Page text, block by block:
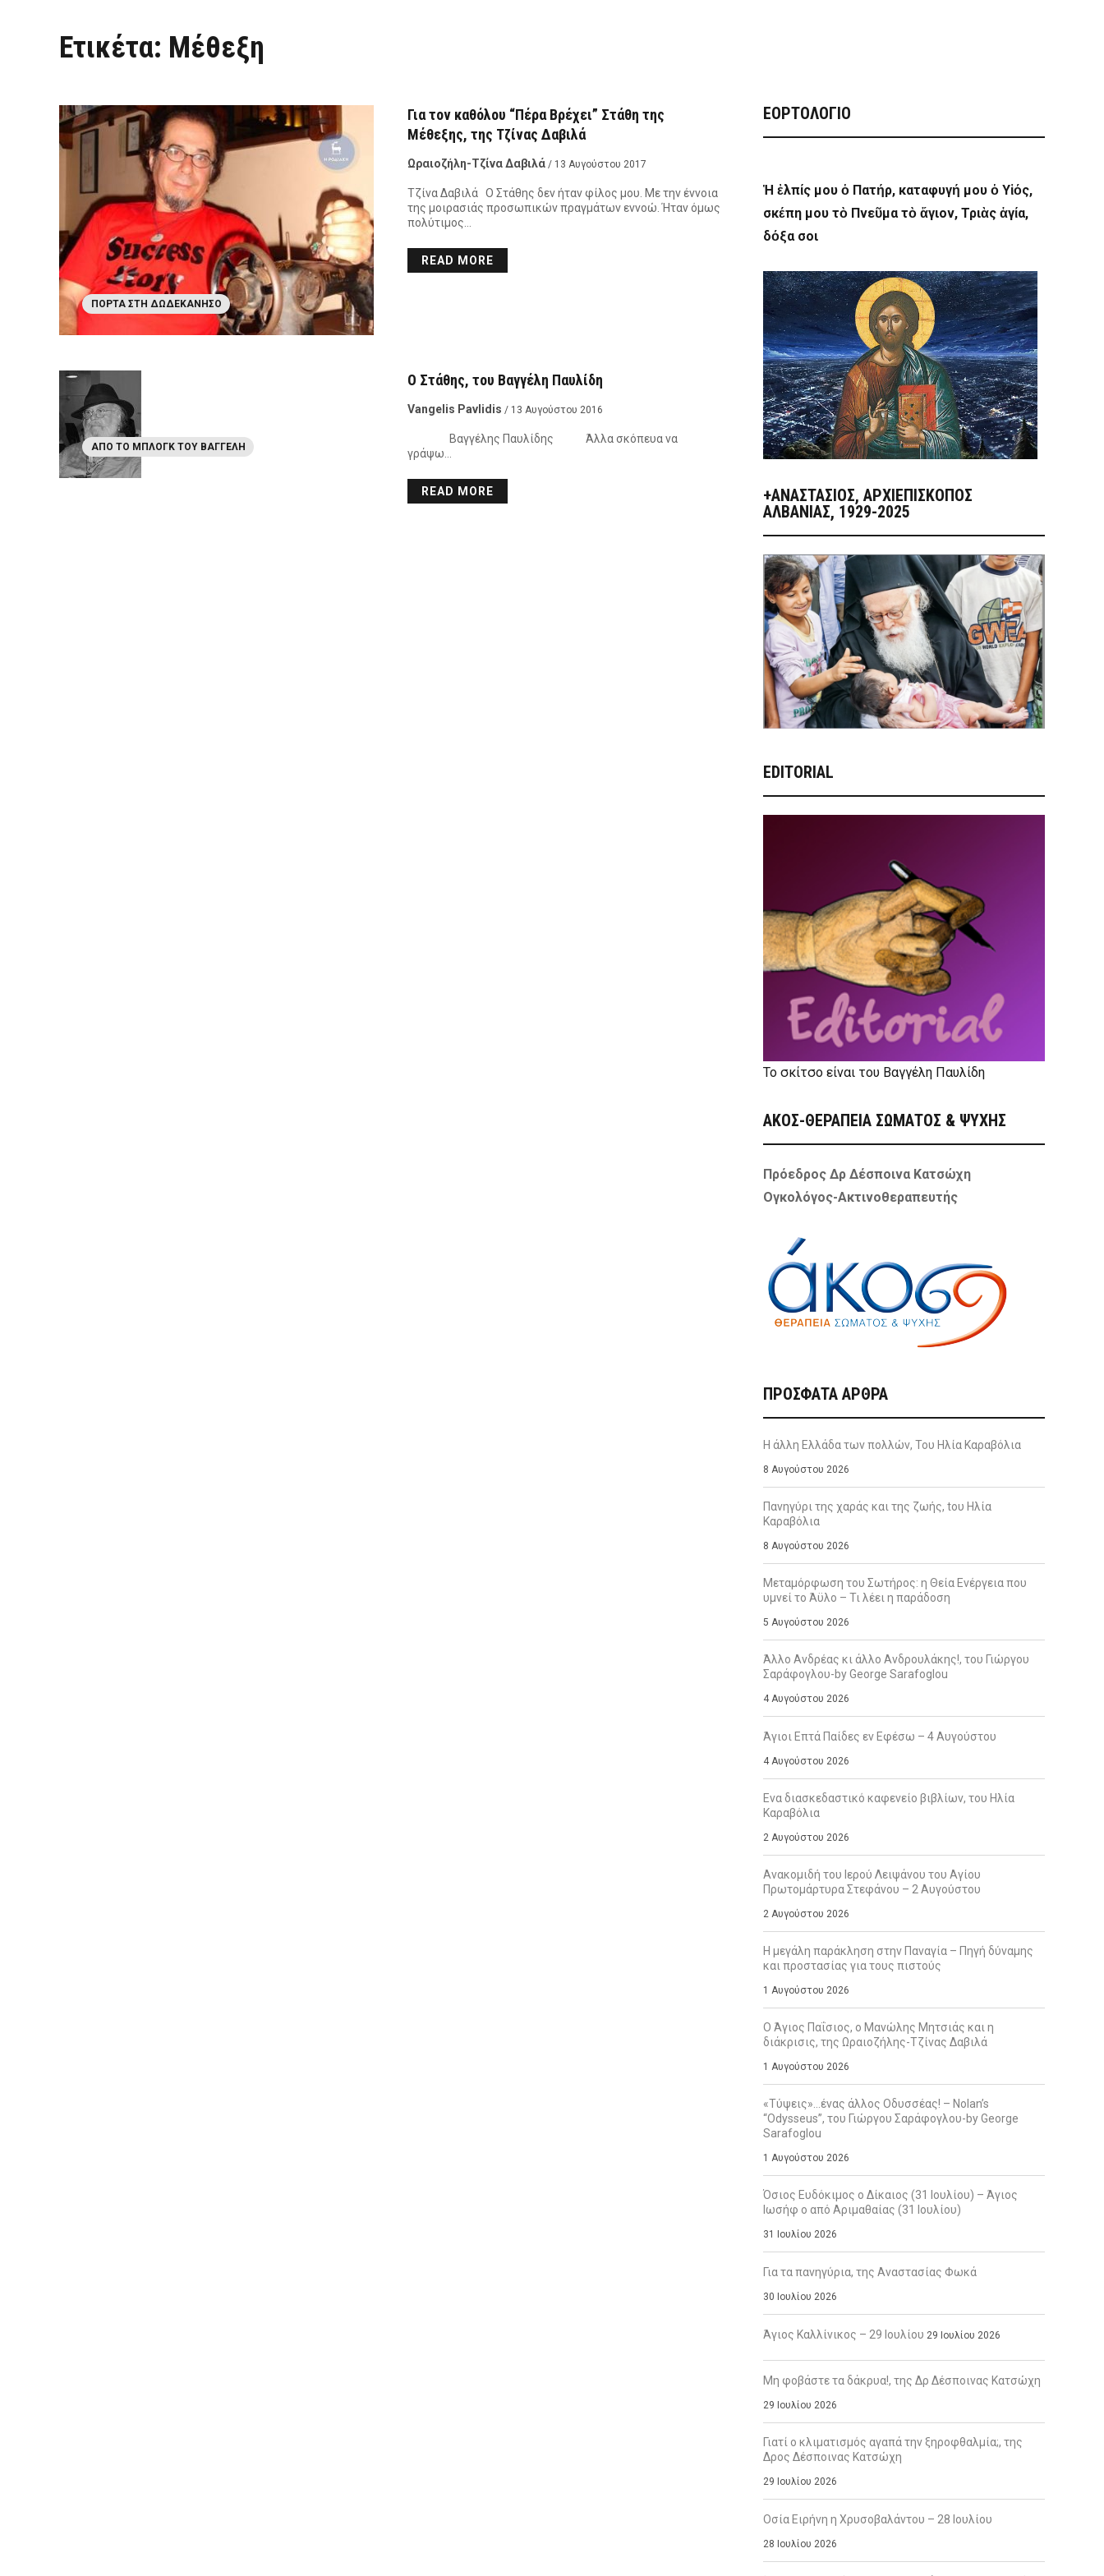
Ετικέτα: Μέθεξη
ΠΌΡΤΑ ΣΤΗ ΔΩΔΕΚΆΝΗΣΟ
Για τον καθόλου “Πέρα Βρέχει” Στάθη της
Μέθεξης, της Τζίνας Δαβιλά
Ωραιοζήλη-Τζίνα Δαβιλά / 13 Αυγούστου 2017
Τζίνα Δαβιλά Ο Στάθης δεν ήταν φίλος μου. Με την έννοια
της μοιρασιάς προσωπικών πραγμάτων εννοώ. Ήταν όμως
πολύτιμος…
READ MORE
ΑΠΌ ΤΟ ΜΠΛΟΓΚ ΤΟΥ ΒΑΓΓΈΛΗ
Ο Στάθης, του Βαγγέλη Παυλίδη
Vangelis Pavlidis / 13 Αυγούστου 2016
Βαγγέλης Παυλίδης Άλλα σκόπευα να
γράψω…
READ MORE
ΕΟΡΤΟΛΟΓΙΟ
Ἡ ἐλπίς μου ὁ Πατήρ, καταφυγή μου ὁ Υἱός,
σκέπη μου τὸ Πνεῦμα τὸ ἅγιον, Τριὰς ἁγία,
δόξα σοι
+ΑΝΑΣΤΆΣΙΟΣ, ΑΡΧΙΕΠΊΣΚΟΠΟΣ
ΑΛΒΑΝΊΑΣ, 1929-2025
EDITORIAL
Το σκίτσο είναι του Βαγγέλη Παυλίδη
ΑΚΟΣ-ΘΕΡΑΠΕΙΑ ΣΩΜΑΤΟΣ & ΨΥΧΗΣ
Πρόεδρος Δρ Δέσποινα Κατσώχη
Ογκολόγος-Ακτινοθεραπευτής
ΠΡΌΣΦΑΤΑ ΆΡΘΡΑ
Η άλλη Ελλάδα των πολλών, Του Ηλία Καραβόλια
8 Αυγούστου 2026
Πανηγύρι της χαράς και της ζωής, tου Ηλία
Καραβόλια
8 Αυγούστου 2026
Μεταμόρφωση του Σωτήρος: η Θεία Ενέργεια που
υμνεί το Άϋλο – Τι λέει η παράδοση
5 Αυγούστου 2026
Άλλο Ανδρέας κι άλλο Ανδρουλάκης!, του Γιώργου
Σαράφογλου-by George Sarafoglou
4 Αυγούστου 2026
Άγιοι Επτά Παίδες εν Εφέσω – 4 Αυγούστου
4 Αυγούστου 2026
Ενα διασκεδαστικό καφενείο βιβλίων, του Ηλία
Καραβόλια
2 Αυγούστου 2026
Ανακομιδή του Ιερού Λειψάνου του Αγίου
Πρωτομάρτυρα Στεφάνου – 2 Αυγούστου
2 Αυγούστου 2026
Η μεγάλη παράκληση στην Παναγία – Πηγή δύναμης
και προστασίας για τους πιστούς
1 Αυγούστου 2026
Ο Άγιος Παΐσιος, ο Μανώλης Μητσιάς και η
διάκρισις, της Ωραιοζήλης-Τζίνας Δαβιλά
1 Αυγούστου 2026
«Τύψεις»…ένας άλλος Οδυσσέας! – Nolan’s
“Odysseus”, του Γιώργου Σαράφογλου-by George
Sarafoglou
1 Αυγούστου 2026
Όσιος Ευδόκιμος ο Δίκαιος (31 Ιουλίου) – Άγιος
Ιωσήφ ο από Αριμαθαίας (31 Ιουλίου)
31 Ιουλίου 2026
Για τα πανηγύρια, της Αναστασίας Φωκά
30 Ιουλίου 2026
Άγιος Καλλίνικος – 29 Ιουλίου 29 Ιουλίου 2026
Μη φοβάστε τα δάκρυα!, της Δρ Δέσποινας Κατσώχη
29 Ιουλίου 2026
Γιατί ο κλιματισμός αγαπά την ξηροφθαλμία;, της
Δρος Δέσποινας Κατσώχη
29 Ιουλίου 2026
Οσία Ειρήνη η Χρυσοβαλάντου – 28 Ιουλίου
28 Ιουλίου 2026